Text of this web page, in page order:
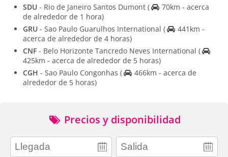
SDU - Rio de Janeiro Santos Dumont (
70km - acerca
de alrededor de 1 hora)
GRU - Sao Paulo Guarulhos International (
441km -
acerca de alrededor de 4 horas)
CNF - Belo Horizonte Tancredo Neves International (
425km - acerca de alrededor de 5 horas)
CGH - Sao Paulo Congonhas (
466km - acerca de
alrededor de 5 horas)
Precios y disponibilidad